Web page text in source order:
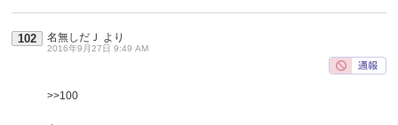
102 名無しだＪ より
2016年9月27日 9:49 AM
>>100